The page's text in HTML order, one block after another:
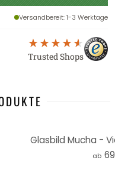
Versandbereit: 1-3 Werktage
Trusted Shops
Glasbild Mucha -
ab